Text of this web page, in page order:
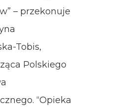
– przekonuje
Tobis,
Polskiego
“Opieka